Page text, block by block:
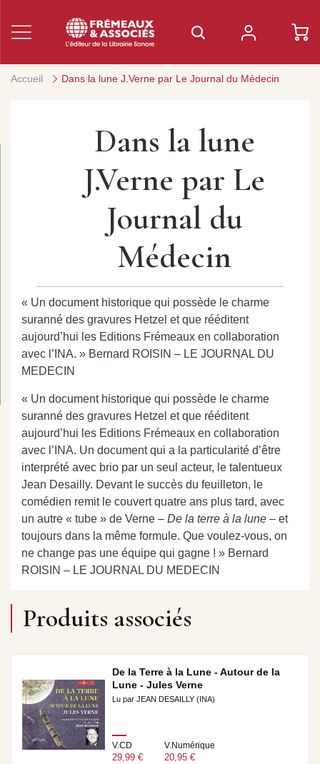
Accueil Dans la lune J.Verne par Le Journal du Médecin
Dans la lune
J.Verne par Le
Journal du
Médecin
« Un document historique qui possède le charme
suranné des gravures Hetzel et que rééditent
aujourd’hui les Editions Frémeaux en collaboration
avec l’INA. » Bernard ROISIN – LE JOURNAL DU
MEDECIN
« Un document historique qui possède le charme
suranné des gravures Hetzel et que rééditent
aujourd’hui les Editions Frémeaux en collaboration
avec l’INA. Un document qui a la particularité d’être
interprété avec brio par un seul acteur, le talentueux
Jean Desailly. Devant le succès du feuilleton, le
comédien remit le couvert quatre ans plus tard, avec
un autre « tube » de Verne – De la terre à la lune – et
toujours dans la même formule. Que voulez-vous, on
ne change pas une équipe qui gagne ! » Bernard
ROISIN – LE JOURNAL DU MEDECIN
Produits associés
De la Terre à la Lune - Autour de la
Lune - Jules Verne
Lu par JEAN DESAILLY (INA)
V.CD
29,99 €
V.Numérique
20,95 €